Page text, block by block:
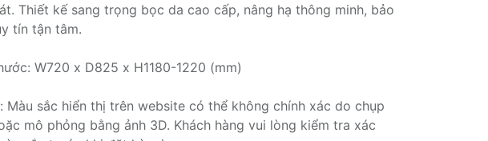
Thiết kế sang trọng bọc da cao cấp, nâng hạ thông minh, bảo
tín tận tâm.
W720 x D825 x H1180-1220 (mm)
Màu sắc hiển thị trên website có thể không chính xác do chụp
mô phỏng bằng ảnh 3D. Khách hàng vui lòng kiểm tra xác